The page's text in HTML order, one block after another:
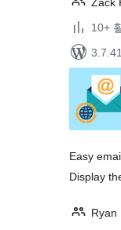
10+
Easy
Display
Ryan